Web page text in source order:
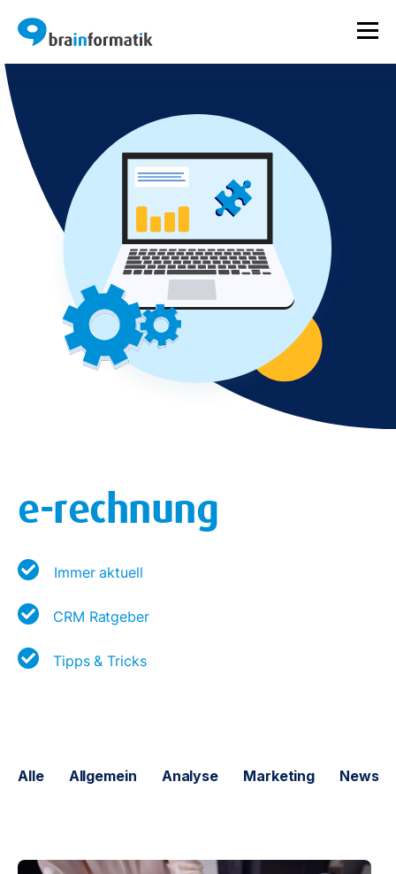
e-rechnung
Immer aktuell
CRM Ratgeber
Tipps & Tricks
Alle Allgemein Analyse Marketing News